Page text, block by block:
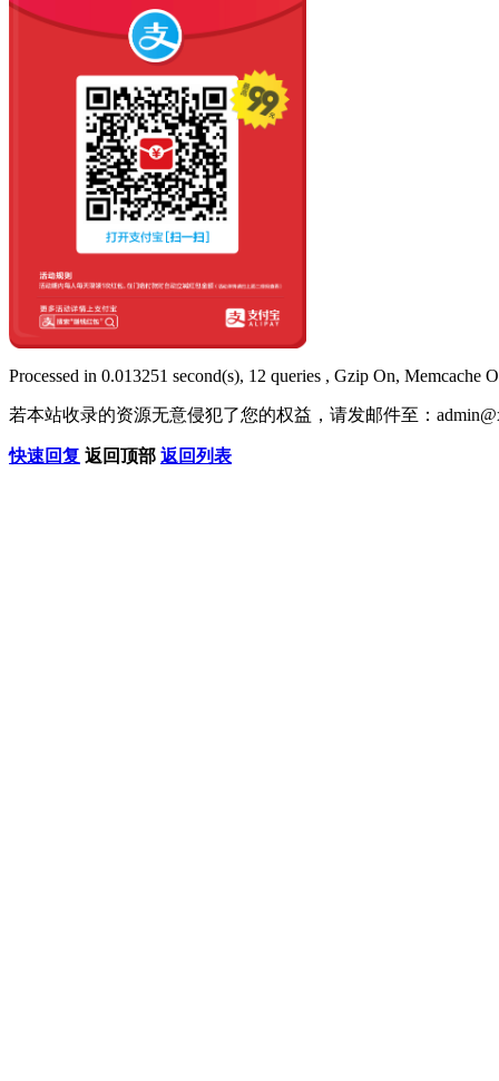
Processed in 0.013251 second(s), 12 queries , Gzip On, Memcache
若本站收录的资源无意侵犯了您的权益，请发邮件至：
快速回复 返回顶部 返回列表